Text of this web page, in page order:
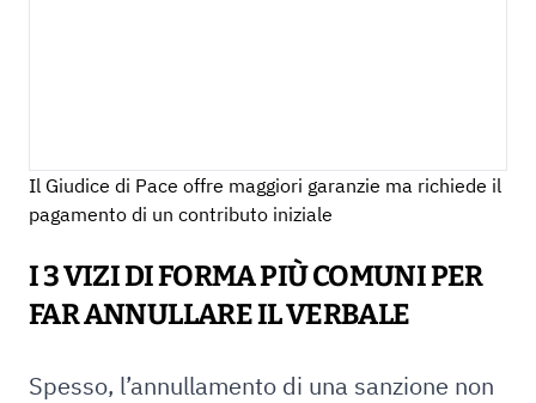
Il Giudice di Pace offre maggiori garanzie ma richiede il
pagamento di un contributo iniziale
I 3 VIZI DI FORMA PIÙ COMUNI PER
FAR ANNULLARE IL VERBALE
Spesso, l’annullamento di una sanzione non